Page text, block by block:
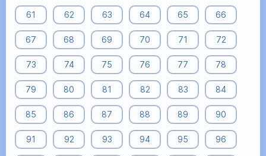
61 62 63 64 65 66
67 68 69 70 71 72
73 74 75 76 77 78
79 80 81 82 83 84
85 86 87 88 89 90
91 92 93 94 95 96